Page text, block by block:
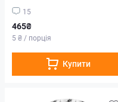
15
465₴
5 ₴ / порція
Купити